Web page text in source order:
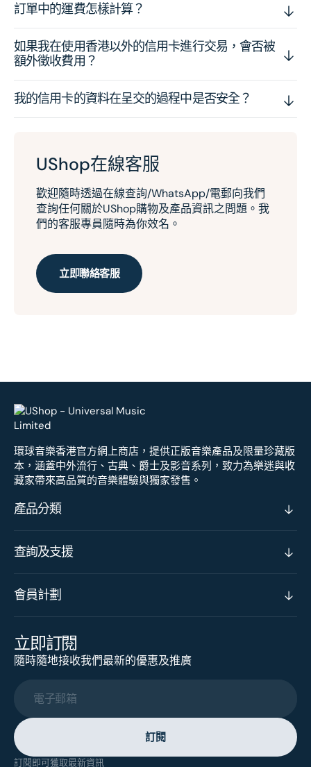
訂單中的運費怎樣計算？
如果我在使用香港以外的信用卡進行交易，會否被
額外徵收費用？
我的信用卡的資料在呈交的過程中是否安全？
UShop在線客服
歡迎隨時透過在線查詢/WhatsApp/電郵向我們
查詢任何關於UShop購物及產品資訊之問題。我
們的客服專員隨時為你效名。
立即聯絡客服
環球音樂香港官方網上商店，提供正版音樂產品及限量珍藏版
本，涵蓋中外流行、古典、爵士及影音系列，致力為樂迷與收
藏家帶來高品質的音樂體驗與獨家發售。
產品分類
查詢及支援
會員計劃
立即訂閱
隨時隨地接收我們最新的優惠及推廣
電子郵箱
訂閱
訂閱即可獲取最新資訊